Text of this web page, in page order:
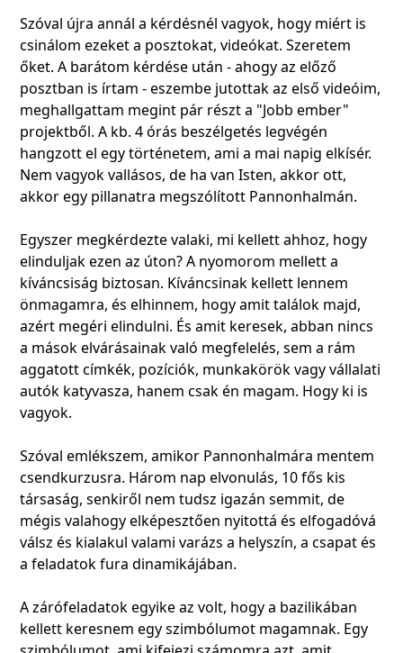
Szóval újra annál a kérdésnél vagyok, hogy miért is
csinálom ezeket a posztokat, videókat. Szeretem
őket. A barátom kérdése után - ahogy az előző
posztban is írtam - eszembe jutottak az első videóim,
meghallgattam megint pár részt a "Jobb ember"
projektből. A kb. 4 órás beszélgetés legvégén
hangzott el egy történetem, ami a mai napig elkísér.
Nem vagyok vallásos, de ha van Isten, akkor ott,
akkor egy pillanatra megszólított Pannonhalmán.
Egyszer megkérdezte valaki, mi kellett ahhoz, hogy
elinduljak ezen az úton? A nyomorom mellett a
kíváncsiság biztosan. Kíváncsinak kellett lennem
önmagamra, és elhinnem, hogy amit találok majd,
azért megéri elindulni. És amit keresek, abban nincs
a mások elvárásainak való megfelelés, sem a rám
aggatott címkék, pozíciók, munkakörök vagy vállalati
autók katyvasza, hanem csak én magam. Hogy ki is
vagyok.
Szóval emlékszem, amikor Pannonhalmára mentem
csendkurzusra. Három nap elvonulás, 10 fős kis
társaság, senkiről nem tudsz igazán semmit, de
mégis valahogy elképesztően nyitottá és elfogadóvá
válsz és kialakul valami varázs a helyszín, a csapat és
a feladatok fura dinamikájában.
A zárófeladatok egyike az volt, hogy a bazilikában
kellett keresnem egy szimbólumot magamnak. Egy